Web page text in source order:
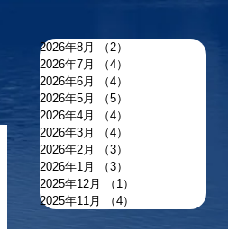
2026年8月 （2）
2026年7月
（4）
2026年6月
（4）
2026年5月
（5）
2026年4月
（4）
2026年3月
（4）
2026年2月
（3）
2026年1月
（3）
2025年12月
（1）
2025年11月
（4）